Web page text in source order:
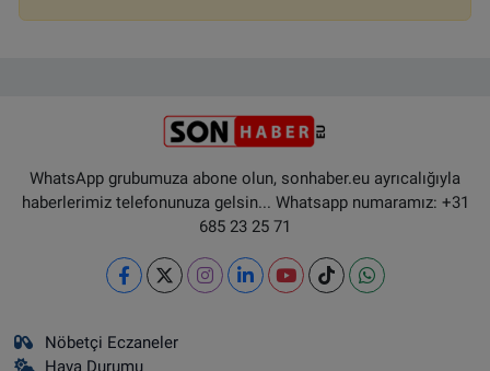
WhatsApp grubumuza abone olun, sonhaber.eu ayrıcalığıyla
haberlerimiz telefonunuza gelsin... Whatsapp numaramız: +31
685 23 25 71
Nöbetçi Eczaneler
Hava Durumu